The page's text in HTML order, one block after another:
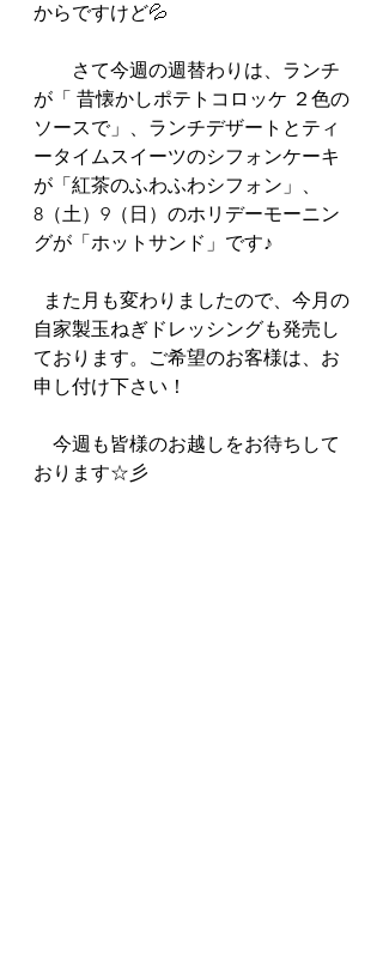
からですけど💦
さて今週の週替わりは、ランチ
が「 昔懐かしポテトコロッケ ２色の
ソースで」、ランチデザートとティ
ータイムスイーツのシフォンケーキ
が「紅茶のふわふわシフォン」、
8（土）9（日）のホリデーモーニン
グが「ホットサンド」です♪
自家製玉ねぎドレッシングも発売し
ております。ご希望のお客様は、お
申し付け下さい！
今週も皆様のお越しをお待ちして
おります☆彡